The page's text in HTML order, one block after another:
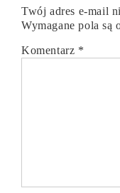
Twój adres e-mail
Wymagane pola są
Komentarz *